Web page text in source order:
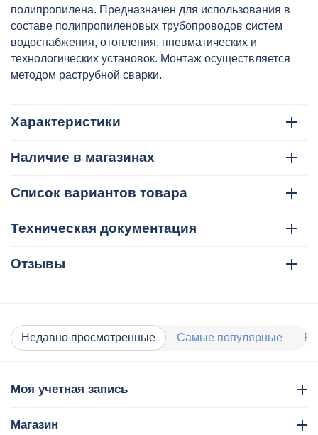
полипропилена. Предназначен для использования в
составе полипропиленовых трубопроводов систем
водоснабжения, отопления, пневматических и
технологических установок. Монтаж осуществляется
методом раструбной сварки.
Характеристики
Наличие в магазинах
Список вариантов товара
Техническая документация
Отзывы
Недавно просмотренные Самые популярные
Моя учетная запись
Магазин